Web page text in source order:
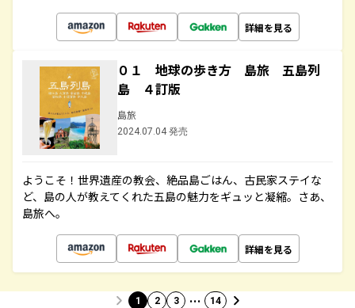
詳細を見る
０１ 地球の歩き方 島旅 五島列
島 ４訂版
島旅
2024.07.04 発売
ようこそ！世界遺産の教会、絶品島ごはん、古民家ステイな
ど、島の人が教えてくれた五島の魅力をギュッと凝縮。さあ、
島旅へ。
詳細を見る
1 2 3 … 14